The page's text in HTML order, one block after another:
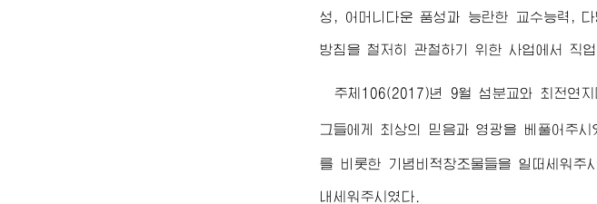
성, 어머니다운 품성과 능란한 교수능력,
방침을 철저히 관철하기 위한 사업에서 직
주체106(2017)년 9월 섬분교와 최전연
그들에게 최상의 믿음과 영광을 베풀어주시
를 비롯한 기념비적창조물들을 일떠세워주
내세워주시였다.